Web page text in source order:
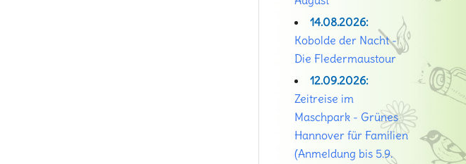
14.08.2026:
Kobolde der Nacht -
Die Fledermaustour
12.09.2026:
Zeitreise im
Maschpark - Grünes
Hannover für Familien
(Anmeldung bis 5.9.